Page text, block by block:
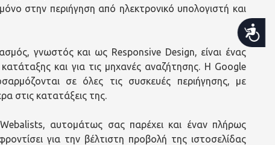
Προσβασιμότητα
στην περιήγηση από ηλεκτρονικό υπολογιστή και
γνωστός και ως Responsive Design, είναι ένας
και για τις μηχανές αναζήτησης. Η Google
σε όλες τις συσκευές περιήγησης, με
στις κατατάξεις της.
αυτομάτως σας παρέχει και έναν πλήρως
για την βέλτιστη προβολή της ιστοσελίδας